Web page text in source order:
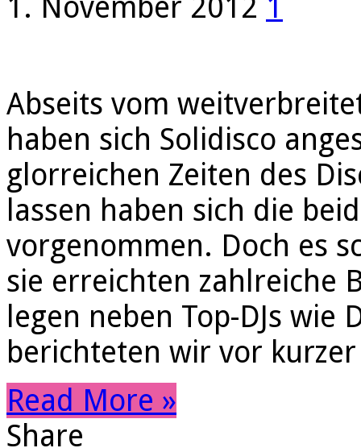
1. November 2012 1
Abseits vom
haben sich Solidisco
glorreichen Zeiten des
lassen haben sich die
vorgenommen. Doch es
sie erreichten zahlreiche
legen neben Top-DJs
berichteten wir vor
Read More »
Share